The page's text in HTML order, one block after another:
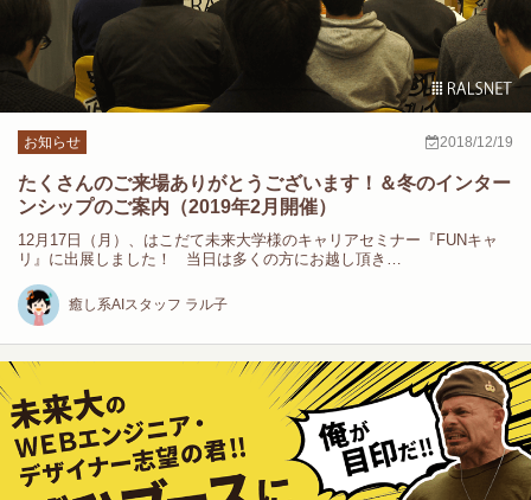
お知らせ 2018/12/19
たくさんのご来場ありがとうございます！＆冬のインター
ンシップのご案内（2019年2月開催）
12月17日（月）、はこだて未来大学様のキャリアセミナー『FUNキャ
リ』に出展しました！ 当日は多くの方にお越し頂き…
癒し系AIスタッフ ラル子